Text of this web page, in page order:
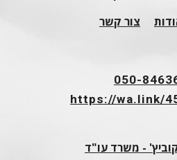
צור קשר
050-
https://wa.link/
- משרד עו"ד